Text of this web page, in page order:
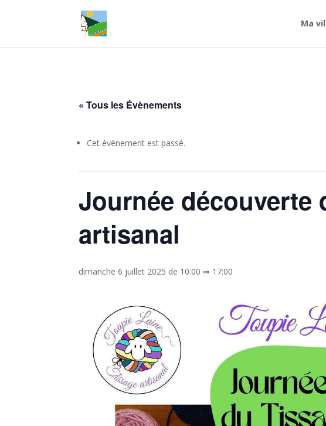
Ma
« Tous les Évènements
Cet évènement est passé.
Journée découverte
artisanal
dimanche 6 juillet 2025 de 10:00 ⇒ 17:00